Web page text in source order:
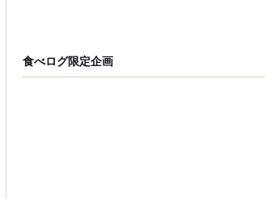
食べログ限定企画